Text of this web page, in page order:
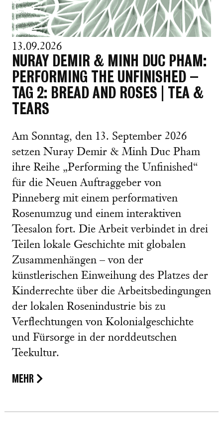
13.09.2026
NURAY DEMIR & MINH DUC PHAM:
PERFORMING THE UNFINISHED –
TAG 2: BREAD AND ROSES | TEA &
TEARS
Am Sonntag, den 13. September 2026
setzen Nuray Demir & Minh Duc Pham
ihre Reihe „Performing the Unfinished“
für die Neuen Auftraggeber von
Pinneberg mit einem performativen
Rosenumzug und einem interaktiven
Teesalon fort. Die Arbeit verbindet in drei
Teilen lokale Geschichte mit globalen
Zusammenhängen – von der
künstlerischen Einweihung des Platzes der
Kinderrechte über die Arbeitsbedingungen
der lokalen Rosenindustrie bis zu
Verflechtungen von Kolonialgeschichte
und Fürsorge in der norddeutschen
Teekultur.
MEHR